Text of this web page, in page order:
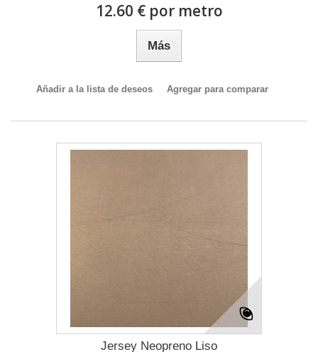
12.60 € por metro
Más
Añadir a la lista de deseos Agregar para comparar
Jersey Neopreno Liso